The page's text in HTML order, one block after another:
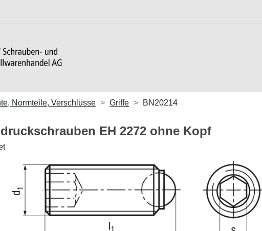
Normteile, Verschlüsse Griffe BN20214
EH 2272 ohne Kopf